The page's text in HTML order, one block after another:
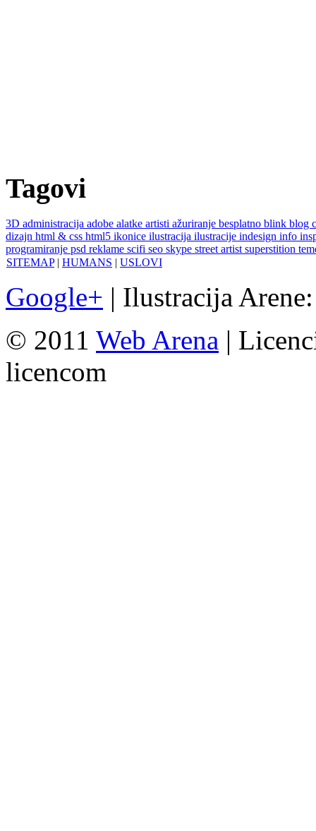
Tagovi
3D administracija adobe alatke artisti ažuriranje besplatno blink blog
dizajn html & css html5 ikonice ilustracija ilustracije indesign info
programiranje psd reklame scifi seo skype street artist superstition
SITEMAP| HUMANS | USLOVI
Google+ | Ilustracija
© 2011 Web Arena |
licencom